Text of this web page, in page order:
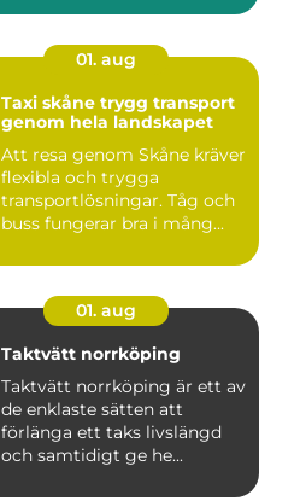
01. aug
Taxi skåne trygg transport
genom hela landskapet
Att resa genom Skåne kräver
flexibla och trygga
transportlösningar. Tåg och
buss fungerar bra i mång...
01. aug
Taktvätt norrköping
Taktvätt norrköping är ett av
de enklaste sätten att
förlänga ett taks livslängd
och samtidigt ge he...